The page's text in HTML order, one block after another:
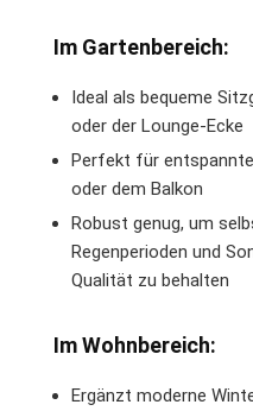
Im Gartenbereich:
Ideal als bequeme
oder der Lounge-Ecke
Perfekt für
oder dem Balkon
Robust genug, um
Regenperioden und
Qualität zu behalten
Im Wohnbereich:
Ergänzt moderne